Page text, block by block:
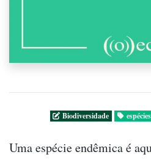
Biodiversidade
Uma espécie endêmica é